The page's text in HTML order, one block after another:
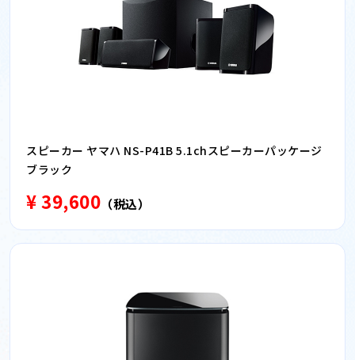
スピーカー ヤマハ NS-P41B 5.1chスピーカーパッケージ
ブラック
¥ 39,600 （税込）